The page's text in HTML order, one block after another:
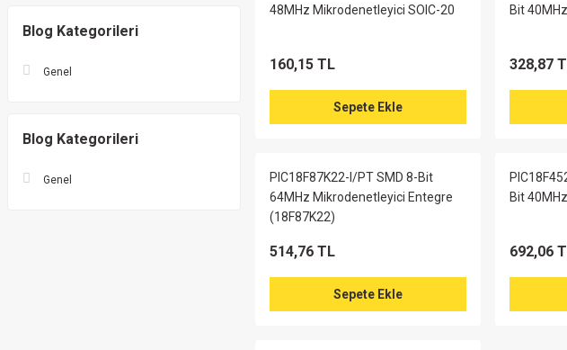
Blog Kategorileri
Genel
Blog Kategorileri
Genel
48MHz Mikrodenetleyici SOIC-20
160,15 TL
Sepete Ekle
Bit
328,87
PIC18F87K22-I/PT SMD 8-Bit
64MHz Mikrodenetleyici Entegre
(18F87K22)
514,76 TL
Sepete Ekle
Bit
692,06